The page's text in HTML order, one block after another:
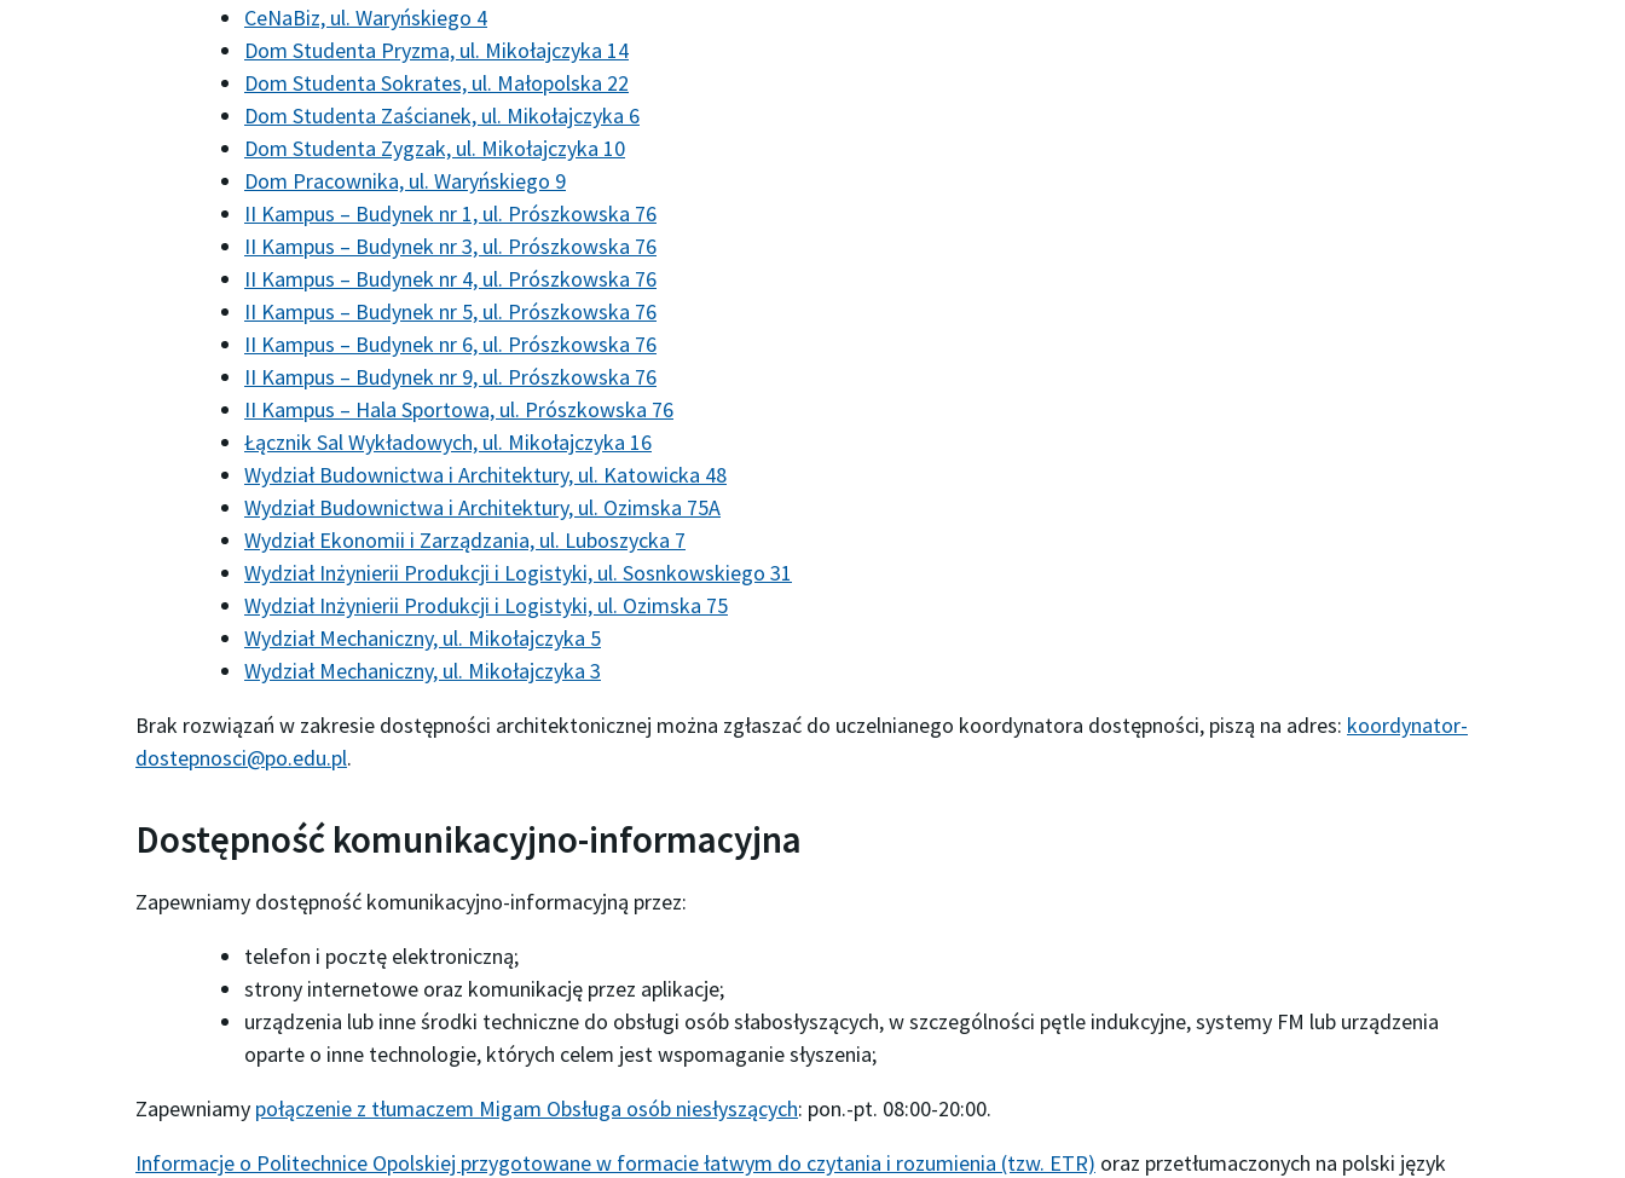
CeNaBiz, ul. Waryńskiego 4
Dom Studenta Pryzma, ul. Mikołajczyka 14
Dom Studenta Sokrates, ul. Małopolska 22
Dom Studenta Zaścianek, ul. Mikołajczyka 6
Dom Studenta Zygzak, ul. Mikołajczyka 10
Dom Pracownika, ul. Waryńskiego 9
II Kampus – Budynek nr 1, ul. Prószkowska 76
II Kampus – Budynek nr 3, ul. Prószkowska 76
II Kampus – Budynek nr 4, ul. Prószkowska 76
II Kampus – Budynek nr 5, ul. Prószkowska 76
II Kampus – Budynek nr 6, ul. Prószkowska 76
II Kampus – Budynek nr 9, ul. Prószkowska 76
II Kampus – Hala Sportowa, ul. Prószkowska 76
Łącznik Sal Wykładowych, ul. Mikołajczyka 16
Wydział Budownictwa i Architektury, ul. Katowicka 48
Wydział Budownictwa i Architektury, ul. Ozimska 75A
Wydział Ekonomii i Zarządzania, ul. Luboszycka 7
Wydział Inżynierii Produkcji i Logistyki, ul. Sosnkowskiego 31
Wydział Inżynierii Produkcji i Logistyki, ul. Ozimska 75
Wydział Mechaniczny, ul. Mikołajczyka 5
Wydział Mechaniczny, ul. Mikołajczyka 3
Brak rozwiązań w zakresie dostępności architektonicznej można zgłaszać do uczelnianego koordynatora dostępności, piszą na adres: koordynator-
dostepnosci@po.edu.pl.
Dostępność komunikacyjno-informacyjna
Zapewniamy dostępność komunikacyjno-informacyjną przez:
telefon i pocztę elektroniczną;
strony internetowe oraz komunikację przez aplikacje;
urządzenia lub inne środki techniczne do obsługi osób słabosłyszących, w szczególności pętle indukcyjne, systemy FM lub urządzenia
oparte o inne technologie, których celem jest wspomaganie słyszenia;
Zapewniamy połączenie z tłumaczem Migam Obsługa osób niesłyszących: pon.-pt. 08:00-20:00.
Informacje o Politechnice Opolskiej przygotowane w formacie łatwym do czytania i rozumienia (tzw. ETR) oraz przetłumaczonych na polski język